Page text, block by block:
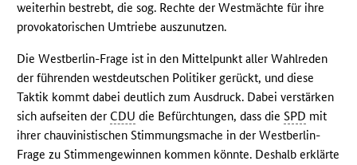
weiterhin bestrebt, die sog. Rechte der Westmächte für ihre
provokatorischen Umtriebe auszunutzen.
Die Westberlin-Frage ist in den Mittelpunkt aller Wahlreden
der führenden westdeutschen Politiker gerückt, und diese
Taktik kommt dabei deutlich zum Ausdruck. Dabei verstärken
sich aufseiten der CDU die Befürchtungen, dass dieSPD mit
ihrer chauvinistischen Stimmungsmache in der Westberlin-
Frage zu Stimmengewinnen kommen könnte. Deshalb erklärte